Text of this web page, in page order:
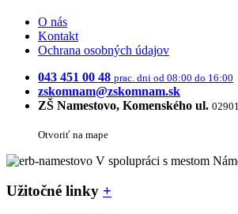
O nás
Kontakt
Ochrana osobných údajov
043 451 00 48 prac. dni od 08:00 do 16:00
zskomnam@zskomnam.sk
ZŠ Namestovo, Komenského ul.
Otvoriť na mape
V spolupráci s mestom
Užitočné linky +